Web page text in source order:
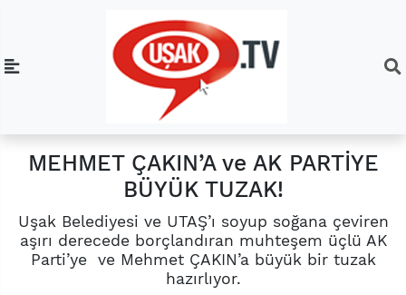
MEHMET ÇAKIN’A ve AK PARTİYE
BÜYÜK TUZAK!
Uşak Belediyesi ve UTAŞ’ı soyup soğana çeviren
aşırı derecede borçlandıran muhteşem üçlü AK
Parti’ye ve Mehmet ÇAKIN’a büyük bir tuzak
hazırlıyor.